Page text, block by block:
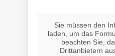
Sie müssen den
laden, um das
beachten Sie,
Drittanbietern